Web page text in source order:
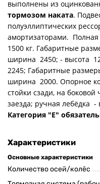
выполнены из
тормозом наката.
полуэллиптических
амортизаторами. Полная
1500 кг. Габаритные
ширина 2450; - высота
2245; Габаритные
ширина 2000. Опорное
стойки сзади, на
заезда; ручная лебёдка -
Категория "Е"
Характеристики
Основные характеристики
Количество осей/колёс